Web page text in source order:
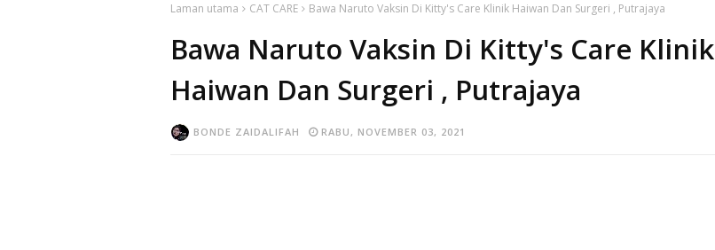
Laman utama CAT CARE Bawa Naruto Vaksin Di Kitty's Care Klinik Haiwan Dan Surgeri , Putrajaya
Bawa Naruto Vaksin Di Kitty's Care Klinik
Haiwan Dan Surgeri , Putrajaya
BONDE ZAIDALIFAH RABU, NOVEMBER 03, 2021